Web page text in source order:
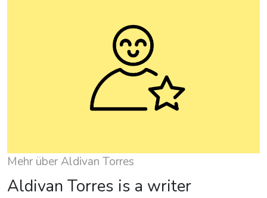
Mehr über Aldivan Torres
Aldivan Torres is a writer